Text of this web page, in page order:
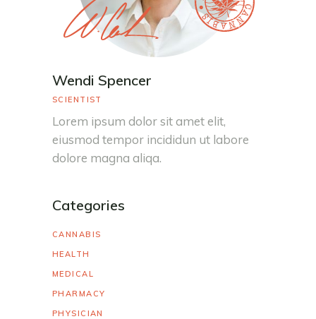
Wendi Spencer
SCIENTIST
Lorem ipsum dolor sit amet elit,
eiusmod tempor incididun ut labore
dolore magna aliqa.
Categories
CANNABIS
HEALTH
MEDICAL
PHARMACY
PHYSICIAN